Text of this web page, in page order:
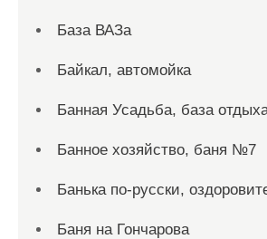
База ВАЗа
Байкал, автомойка
Банная Усадьба, база
Банное хозяйство, баня №7
Банька по-русски,
Баня на Гончарова